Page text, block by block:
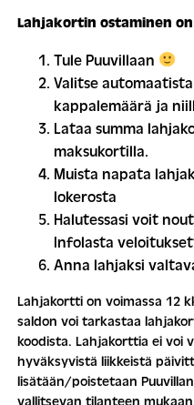
Lahjakortin ostaminen
Tule Puuvillaan
Valitse
kappalemäärä ja
Lataa summa
maksukortilla.
Muista napata
lokerosta
Halutessasi voit
Infolasta
Anna lahjaksi
Lahjakortti on voimassa 12
saldon voi tarkastaa
koodista. Lahjakorttia ei voi
hyväksyvistä liikkeistä
lisätään/poistetaan
vallitsevan tilanteen